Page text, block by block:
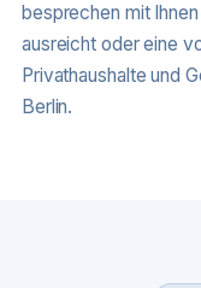
besprechen mit
ausreicht oder eine
Privathaushalte und
Berlin.